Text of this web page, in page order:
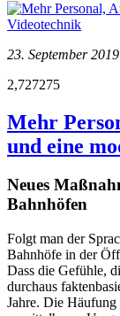
23. September
2,727275
Mehr
und eine
Neues
Bahnhöfen
Folgt man der
Bahnhöfe in der
Dass die Gefühle,
durchaus
Jahre. Die